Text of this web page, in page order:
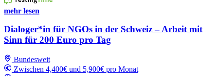
mehr lesen
Dialoger*in für NGOs in der Schweiz – Arbeit mit
Sinn für 200 Euro pro Tag
Bundesweit
Zwischen 4,400€ und 5,900€ pro Monat